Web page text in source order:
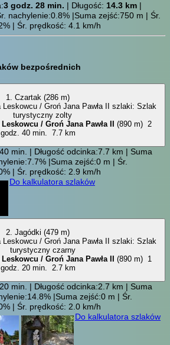
3 godz. 28 min. | Długość: 14.3 km |
nachylenie:0.8% |Suma zejść:750 m | Śr.
| Śr. prędkość: 4.1 km/h
bezpośrednich
/ Groń Jana Pawła II (890 m) 2
godz. 40 min.
7.7 km
min. | Długość odcinka:7.7 km | Suma
|Suma zejść:0 m | Śr.
| Śr. prędkość: 2.9 km/h
Do kalkulatora szlaków
/ Groń Jana Pawła II (890 m) 1
godz. 20 min.
2.7 km
min. | Długość odcinka:2.7 km | Suma
|Suma zejść:0 m | Śr.
| Śr. prędkość: 2.0 km/h
Do kalkulatora szlaków